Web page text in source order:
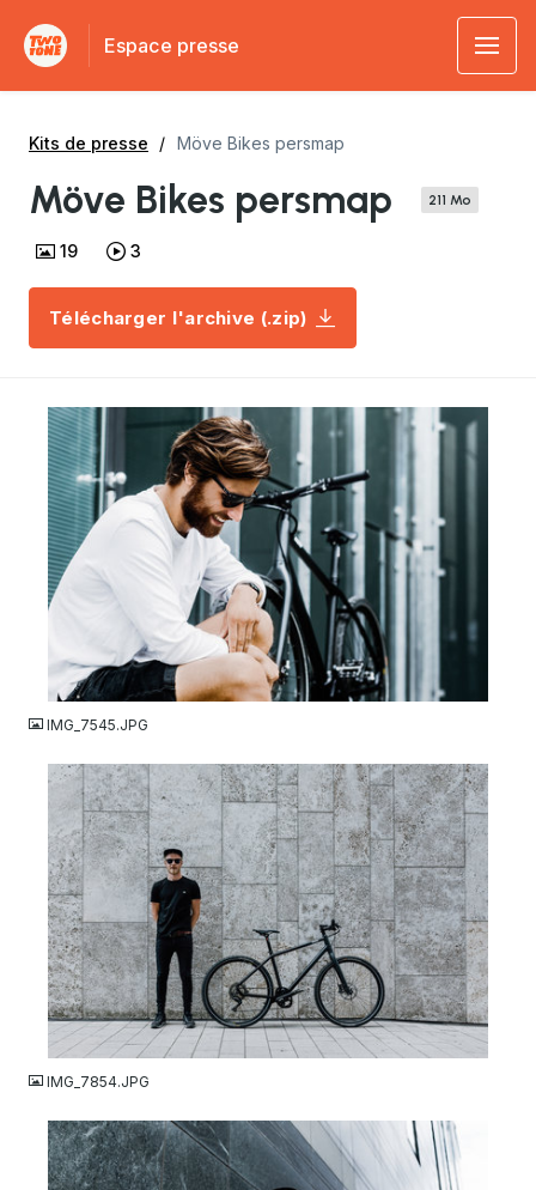
Espace presse
Kits de presse Möve Bikes persmap
Möve Bikes persmap 211 Mo
19 3
Télécharger l'archive (.zip)
JPG
IMG_7545.JPG
IMG_7854.JPG